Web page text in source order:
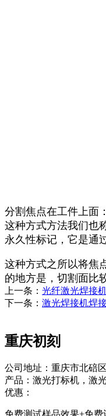
分割焦点在工件上面：
这种方式方法我们也
永久性标记，它是通
这种方式之所以将焦
的地方是，切割面比
上一条： 光纤激光焊接
下一条： 激光焊接机焊
重庆初刻
公司地址：重庆市北碚
产品：激光打标机，激
优惠：
免费测试样品效果+免